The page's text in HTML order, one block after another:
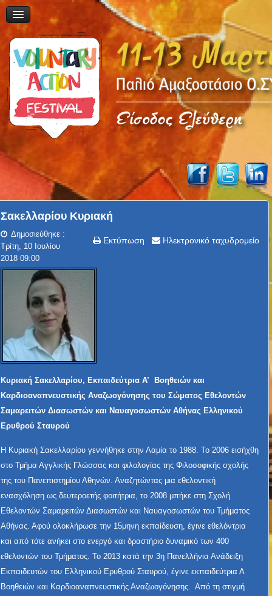
Σακελλαρίου Κυριακή
Εκτύπωση Ηλεκτρονικό ταχυδρομείο
Δημοσιεύθηκε :
Τρίτη, 10 Ιουλίου
2018 09:00
Κυριακή Σακελλαρίου, Εκπαιδεύτρια Α’ Βοηθειών και
Καρδιοαναπνευστικής Αναζωογόνησης του Σώματος Εθελοντών
Σαμαρειτών Διασωστών και Ναυαγοσωστών Αθήνας Ελληνικού
Ερυθρού Σταυρού
Η Κυριακή Σακελλαρίου γεννήθηκε στην Λαμία το 1988. Το 2006 εισήχθη
στο Τμήμα Αγγλικής Γλώσσας και φιλολογίας της Φιλοσοφικής σχολής
της του Πανεπιστημίου Αθηνών. Αναζητώντας μια εθελοντική
ενασχόληση ως δευτεροετής φοιτήτρια, το 2008 μπήκε στη Σχολή
Εθελοντών Σαμαρειτών Διασωστών και Ναυαγοσωστών του Τμήματος
Αθήνας. Αφού ολοκλήρωσε την 15μηνη εκπαίδευση, έγινε εθελόντρια
και από τότε ανήκει στο ενεργό και δραστήριο δυναμικό των 400
εθελοντών του Τμήματος. Το 2013 κατά την 3η Πανελλήνια Ανάδειξη
Εκπαιδευτών του Ελληνικού Ερυθρού Σταυρού, έγινε εκπαιδεύτρια Α
Βοηθειών και Καρδιοαναπνευστικής Αναζωογόνησης. Από τη στιγμή